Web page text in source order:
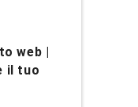
web |
il tuo